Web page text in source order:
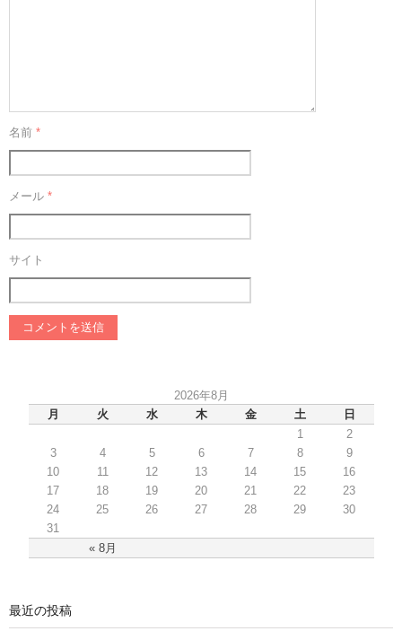
名前 *
メール *
サイト
2026年8月
月
火 水 木 金 土 日
« 8月
1
2
3
4 5 6 7 8
9
10
11 12 13 14 15
16
17
18 19 20 21 22
23
24
25 26 27 28 29
30
31
最近の投稿